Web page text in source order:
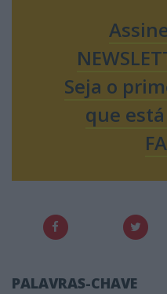
Seja o
que está
PALAVRAS-CHAVE